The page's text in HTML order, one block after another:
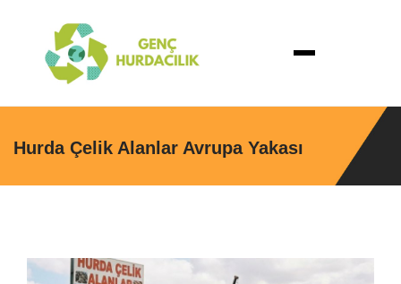
Hurda Çelik Alanlar Avrupa Yakası